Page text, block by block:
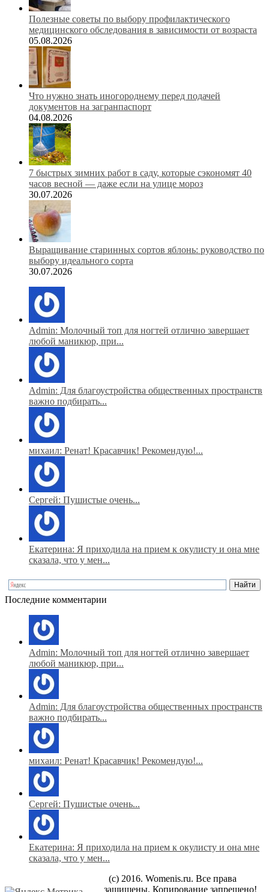
Полезные советы по выбору профилактического
медицинского обследования в зависимости от возраста
05.08.2026
Что нужно знать иногороднему перед подачей
документов на загранпаспорт
04.08.2026
7 быстрых зимних работ в саду, которые сэкономят 40
часов весной — даже если на улице мороз
30.07.2026
Выращивание старинных сортов яблонь: руководство по
выбору идеального сорта
30.07.2026
Admin: Молочный топ для ногтей отлично завершает
любой маникюр, при...
Admin: Для благоустройства общественных пространств
важно подбирать...
михаил: Ренат! Красавчик! Рекомендую!...
Сергей: Пушистые очень...
Екатерина: Я приходила на прием к окулисту и она мне
сказала, что у мен...
Последние комментарии
Admin: Молочный топ для ногтей отлично завершает
любой маникюр, при...
Admin: Для благоустройства общественных пространств
важно подбирать...
михаил: Ренат! Красавчик! Рекомендую!...
Сергей: Пушистые очень...
Екатерина: Я приходила на прием к окулисту и она мне
сказала, что у мен...
(c) 2016. Womenis.ru. Все права
защищены. Копирование запрещено!